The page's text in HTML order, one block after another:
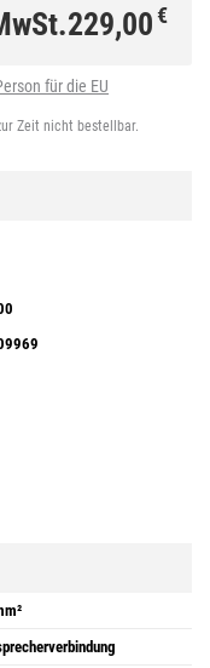
229,00€
für die EU
Zeit nicht bestellbar.